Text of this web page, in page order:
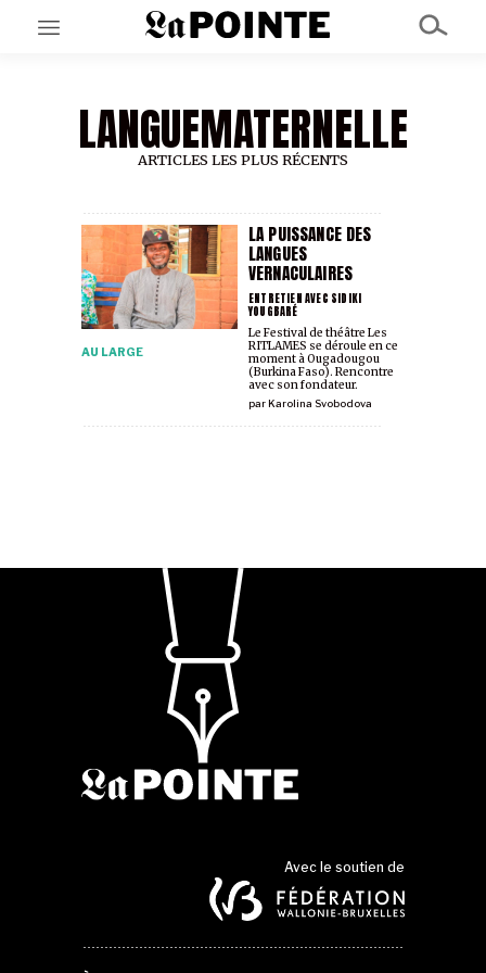
EN CE MOMENT
GRAND ANGLE
AU LARGE
À PROPOS
NOS PARTENAIRES
LANGUEMATERNELLE
ARTICLES LES PLUS RÉCENTS
LA PUISSANCE DES
LANGUES
VERNACULAIRES
ENTRETIEN AVEC SIDIKI
YOUGBARÉ
AU LARGE
parKarolina Svobodova
Le Festival de théâtre Les
RITLAMES se déroule en ce
moment à Ougadougou
(Burkina Faso). Rencontre
avec son fondateur.
Avec le soutien de